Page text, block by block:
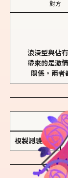
對方
浪漫型與佔
帶來的是激
關係。兩者
複製測驗連結